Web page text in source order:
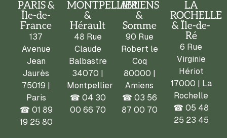
PARIS &
Île-de-
France
137
Avenue
Jean
Jaurès
75019 |
Paris
☎ 01 89
19 25 80
MONTPELLIER
&
Hérault
48 Rue
Claude
Balbastre
34070 |
Montpellier
☎ 04 30
00 66 70
AMIENS
&
Somme
90 Rue
Robert le
Coq
80000 |
Amiens
☎ 03 56
87 00 70
LA
ROCHELLE
& Île-de-
Ré
6 Rue
Virginie
Hériot
17000 | La
Rochelle
☎ 05 48
25 23 45